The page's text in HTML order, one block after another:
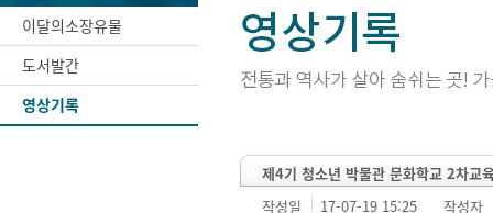
이달의소장유물
도서발간
영상기록
제4기 청소년 박물관 문화학교 2차교
작성일
17-07-19 15:25
작성자